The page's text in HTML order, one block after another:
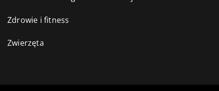
Zdrowie i fitness
Zwierzęta